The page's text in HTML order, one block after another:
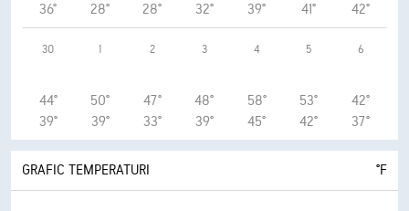
36°
28°
28°
32°
39°
41°
42°
30
44°
39°
1
50°
39°
2
47°
33°
3
48°
39°
4
58°
45°
5
53°
42°
6
42°
37°
GRAFIC TEMPERATURI °F